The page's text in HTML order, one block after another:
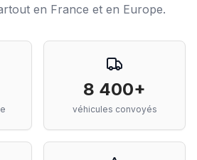
en France et en Europe.
8 400+
véhicules convoyés